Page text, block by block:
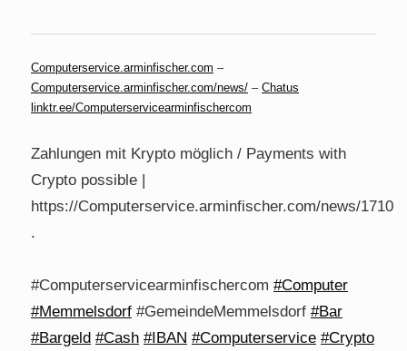
Computerservice.arminfischer.com –
Computerservice.arminfischer.com/news/ – Chatus
linktr.ee/Computerservicearminfischercom
Zahlungen mit Krypto möglich / Payments with
Crypto possible |
https://Computerservice.arminfischer.com/news/1710
.
#Computerservicearminfischercom #Computer
#Memmelsdorf #GemeindeMemmelsdorf #Bar
#Bargeld #Cash #IBAN #Computerservice #Crypto